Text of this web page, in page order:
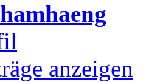
anzeigen